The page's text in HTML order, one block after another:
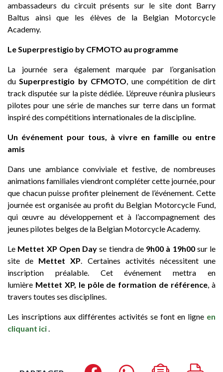
ambassadeurs du circuit présents sur le site dont Barry
Baltus ainsi que les élèves de la Belgian Motorcycle
Academy.
Le Superprestigio by CFMOTO au programme
La journée sera également marquée par l’organisation
duSuperprestigio by CFMOTO, une compétition de dirt
track disputée sur la piste dédiée. L’épreuve réunira plusieurs
pilotes pour une série de manches sur terre dans un format
inspiré des compétitions internationales de la discipline.
Un événement pour tous, à vivre en famille ou entre
amis
Dans une ambiance conviviale et festive, de nombreuses
animations familiales viendront compléter cette journée, pour
que chacun puisse profiter pleinement de l’événement. Cette
journée est organisée au profit du Belgian Motorcycle Fund,
qui œuvre au développement et à l’accompagnement des
jeunes pilotes belges de la Belgian Motorcycle Academy.
Le Mettet XP Open Day se tiendra de 9h00 à 19h00sur le
site de Mettet XP. Certaines activités nécessitent une
inscription préalable. Cet événement mettra en
lumière Mettet XP, le pôle de formation de référence, à
travers toutes ses disciplines.
Les inscriptions aux différentes activités se font en ligne en
cliquant ici.